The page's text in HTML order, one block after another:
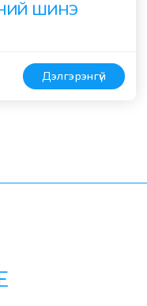
ШИНЭ
Дэлгэрэнгүй